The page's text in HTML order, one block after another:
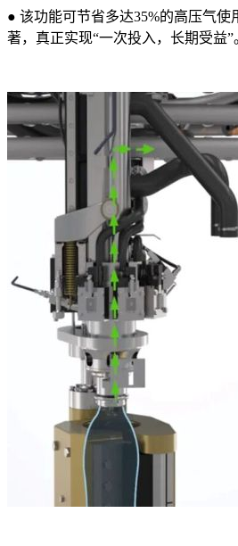
● 该功能可节省多达35%的高压气使
著，真正实现“一次投入，长期受益”